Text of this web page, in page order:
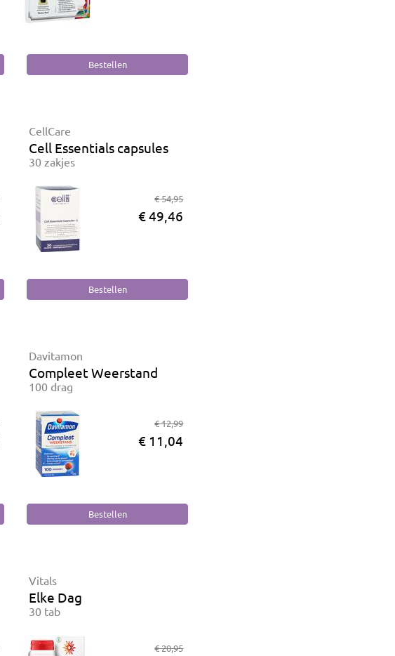
CellCare
Cell Essentials capsules
30 zakjes
€ 54,95
€ 49,46
Davitamon
Compleet Weerstand
100 drag
€ 12,99
€ 11,04
Vitals
Elke Dag
30 tab
€ 20,95